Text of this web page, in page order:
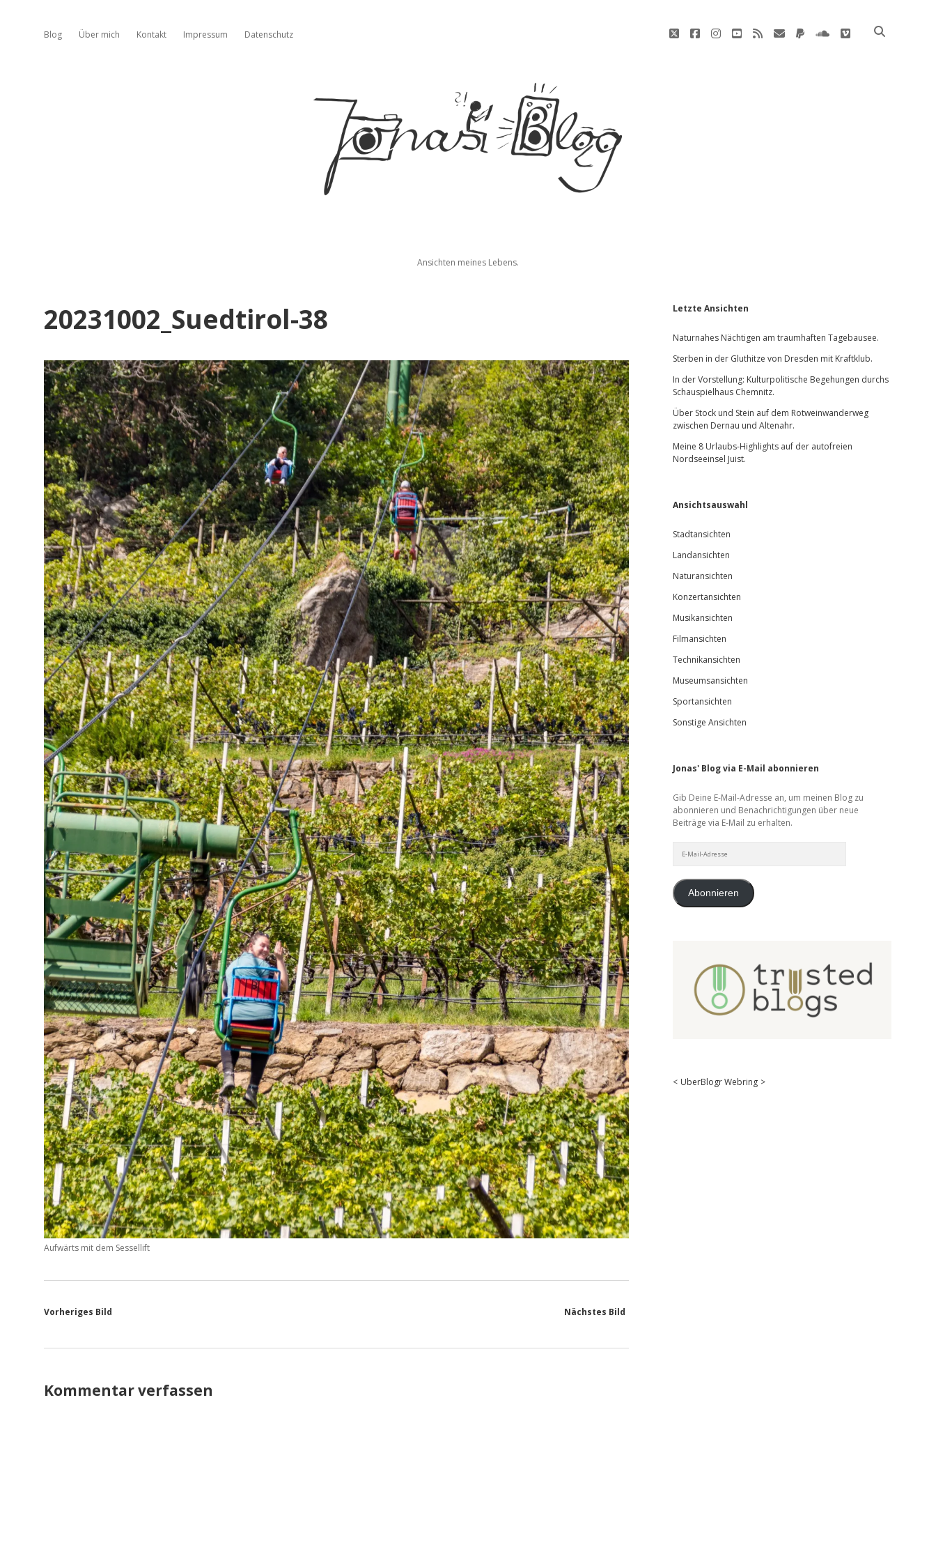
Blog Über mich Kontakt Impressum Datenschutz twitterfacebookinstagram
youtube
rss E-
paypalsoundcloud
vimeo
Jonas'
Blog
Ansichten meines Lebens.
20231002_Suedtirol-38
Aufwärts mit dem Sessellift
Vorheriges Bild Nächstes Bild
Kommentar verfassen
Sidebar
Letzte Ansichten
Naturnahes Nächtigen am traumhaften Tagebausee.
Sterben in der Gluthitze von Dresden mit Kraftklub.
In der Vorstellung: Kulturpolitische Begehungen durchs
Schauspielhaus Chemnitz.
Über Stock und Stein auf dem Rotweinwanderweg
zwischen Dernau und Altenahr.
Meine 8 Urlaubs-Highlights auf der autofreien
Nordseeinsel Juist.
Ansichtsauswahl
Stadtansichten
Landansichten
Naturansichten
Konzertansichten
Musikansichten
Filmansichten
Technikansichten
Museumsansichten
Sportansichten
Sonstige Ansichten
Jonas' Blog via E-Mail abonnieren
Gib Deine E-Mail-Adresse an, um meinen Blog zu
abonnieren und Benachrichtigungen über neue
Beiträge via E-Mail zu erhalten.
Mail-
Abonnieren
< UberBlogr Webring >